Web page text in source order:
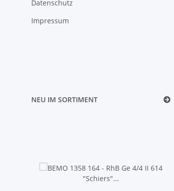
Datenschutz
Impressum
NEU IM SORTIMENT